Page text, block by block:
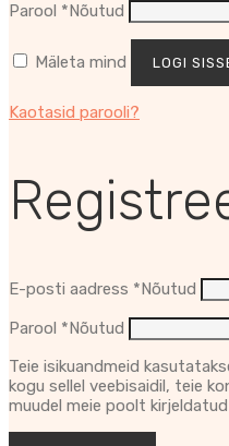
Parool *Nõutud
Mäleta mind LOGI
Kaotasid parooli?
E-posti aadress *Nõutud
Parool *Nõutud
Teie isikuandmeid
kogu sellel veebisaidil, teie
muudel meie poolt